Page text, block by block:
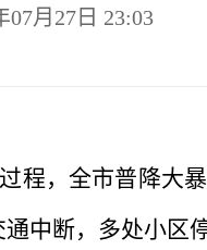
月27日 23:03
程，全市普降大
中断，多处小区